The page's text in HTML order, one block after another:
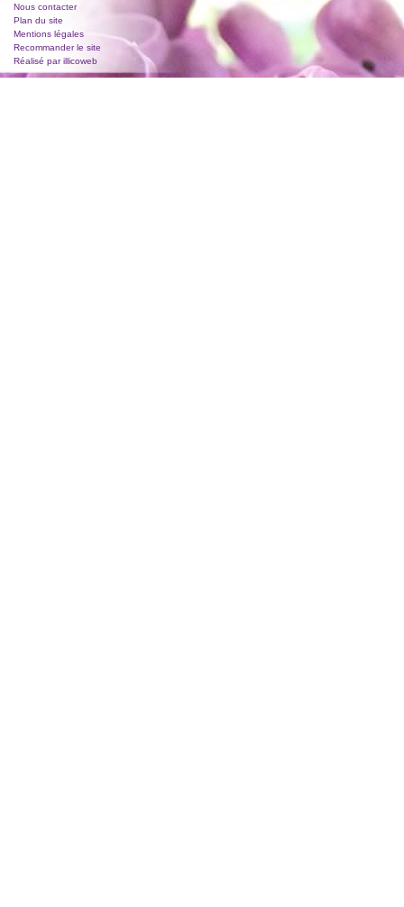
Nous contacter
Plan du site
Mentions légales
Recommander le site
Réalisé par illicoweb